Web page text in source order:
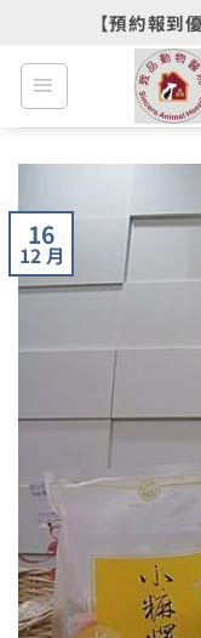
content
【預約報到
16
12 月